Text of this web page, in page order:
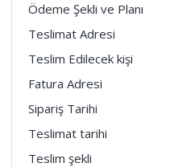
Ödeme Şekli ve Planı
Teslimat Adresi
Teslim Edilecek kişi
Fatura Adresi
Sipariş Tarihi
Teslimat tarihi
Teslim şekli